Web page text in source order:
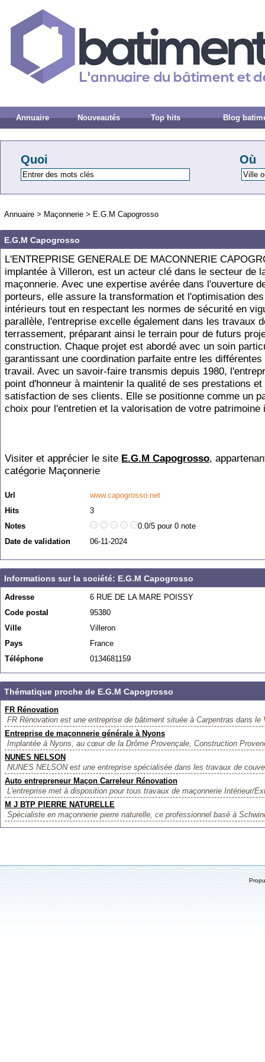
Annuaire Nouveautés Top hits Blog
Quoi Où
Annuaire > Maçonnerie > E.G.M Capogrosso
E.G.M Capogrosso
L'ENTREPRISE GENERALE DE MACONNERIE
implantée à Villeron, est un acteur clé dans le secteur de
maçonnerie. Avec une expertise avérée dans l'ouverture
porteurs, elle assure la transformation et l'optimisation
intérieurs tout en respectant les normes de sécurité en
parallèle, l'entreprise excelle également dans les travaux
terrassement, préparant ainsi le terrain pour de futurs
construction. Chaque projet est abordé avec un soin
garantissant une coordination parfaite entre les différentes
travail. Avec un savoir-faire transmis depuis 1980,
point d'honneur à maintenir la qualité de ses prestations et
satisfaction de ses clients. Elle se positionne comme un
choix pour l'entretien et la valorisation de votre patrimoine
Visiter et apprécier le site E.G.M Capogrosso,
catégorie Maçonnerie
Url
www.capogrosso.net
Hits
3
Notes
0.0/5 pour 0 note
Date de validation
06-11-2024
Informations sur la société: E.G.M Capogrosso
Adresse
6 RUE DE LA MARE POISSY
Code postal
95380
Ville
Villeron
Pays
France
Téléphone
0134681159
Thématique proche de E.G.M Capogrosso
FR Rénovation
FR Rénovation est une entreprise de bâtiment située à Carpentras dans
Entreprise de maçonnerie générale à Nyons
Implantée à Nyons, au cœur de la Drôme Provençale, Construction
NUNES NELSON
NUNES NELSON est une entreprise spécialisée dans les travaux de
Auto entrepreneur Maçon Carreleur Rénovation
L'entreprise met à disposition pour tous travaux de maçonnerie Intérieur/
M J BTP PIERRE NATURELLE
Spécialiste en maçonnerie pierre naturelle, ce professionnel basé à